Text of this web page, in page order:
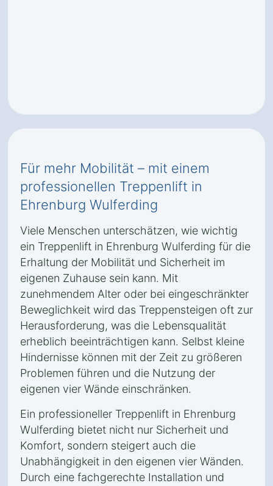
Für mehr Mobilität – mit einem
professionellen Treppenlift in
Ehrenburg Wulferding
Viele Menschen unterschätzen, wie wichtig
ein Treppenlift in Ehrenburg Wulferding für die
Erhaltung der Mobilität und Sicherheit im
eigenen Zuhause sein kann. Mit
zunehmendem Alter oder bei eingeschränkter
Beweglichkeit wird das Treppensteigen oft zur
Herausforderung, was die Lebensqualität
erheblich beeinträchtigen kann. Selbst kleine
Hindernisse können mit der Zeit zu größeren
Problemen führen und die Nutzung der
eigenen vier Wände einschränken.
Ein professioneller Treppenlift in Ehrenburg
Wulferding bietet nicht nur Sicherheit und
Komfort, sondern steigert auch die
Unabhängigkeit in den eigenen vier Wänden.
Durch eine fachgerechte Installation und